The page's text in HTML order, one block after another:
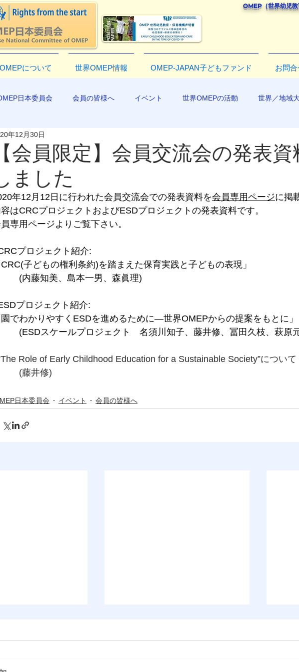
OMEP（世界幼児
OMEPについて 世界OMEP情報 OMEP-JAPAN子どもファンド お問
日本委員会 会員の皆様へ イベント 世界OMEPの活動 世界／地域
【会員限定】会員交流会の発表
ました
年12月30日
年12月12日に行われた会員交流会での発表資料を会員専用ページに掲
はCRCプロジェクトおよびESDプロジェクトの発表資料です。
専用ページよりご覧下さい。
プロジェクト紹介:
CRC(子どもの権利条約)を踏まえた保育実践と子どもの表現」
藤知美、島本一男、森眞理)
プロジェクト紹介:
園でわかりやすくESDを進めるために―世界OMEPからの提案をもとに」
スケールプロジェクト　名須川知子、藤井修、冨田久枝、萩原
Role of Early Childhood Education for a Sustainable Society”について
藤井修)
日本委員会 イベント 会員の皆様へ